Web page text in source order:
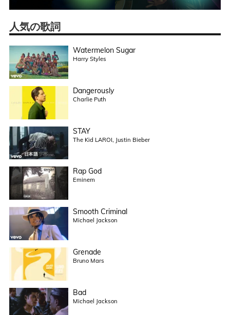
人気の歌詞
Watermelon Sugar
Harry Styles
Dangerously
Charlie Puth
STAY
The Kid LAROI, Justin Bieber
Rap God
Eminem
Smooth Criminal
Michael Jackson
Grenade
Bruno Mars
Bad
Michael Jackson